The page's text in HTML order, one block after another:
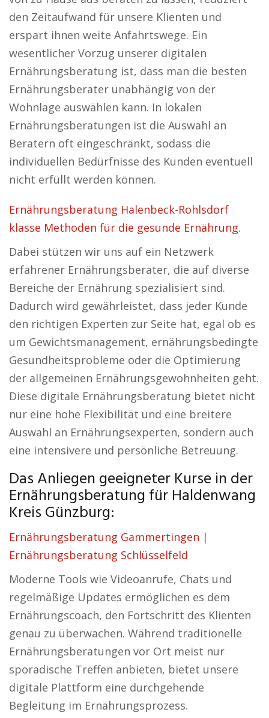
den Zeitaufwand für unsere Klienten und
erspart ihnen weite Anfahrtswege. Ein
wesentlicher Vorzug unserer digitalen
Ernährungsberatung ist, dass man die besten
Ernährungsberater unabhängig von der
Wohnlage auswählen kann. In lokalen
Ernährungsberatungen ist die Auswahl an
Beratern oft eingeschränkt, sodass die
individuellen Bedürfnisse des Kunden eventuell
nicht erfüllt werden können.
Ernährungsberatung Halenbeck-Rohlsdorf
klasse Methoden für die gesunde Ernährung.
Dabei stützen wir uns auf ein Netzwerk
erfahrener Ernährungsberater, die auf diverse
Bereiche der Ernährung spezialisiert sind.
Dadurch wird gewährleistet, dass jeder Kunde
den richtigen Experten zur Seite hat, egal ob es
um Gewichtsmanagement, ernährungsbedingte
Gesundheitsprobleme oder die Optimierung
der allgemeinen Ernährungsgewohnheiten geht.
Diese digitale Ernährungsberatung bietet nicht
nur eine hohe Flexibilität und eine breitere
Auswahl an Ernährungsexperten, sondern auch
eine intensivere und persönliche Betreuung.
Das Anliegen geeigneter Kurse in der
Ernährungsberatung für Haldenwang
Kreis Günzburg:
Ernährungsberatung Gammertingen |
Ernährungsberatung Schlüsselfeld
Moderne Tools wie Videoanrufe, Chats und
regelmäßige Updates ermöglichen es dem
Ernährungscoach, den Fortschritt des Klienten
genau zu überwachen. Während traditionelle
Ernährungsberatungen vor Ort meist nur
sporadische Treffen anbieten, bietet unsere
digitale Plattform eine durchgehende
Begleitung im Ernährungsprozess.